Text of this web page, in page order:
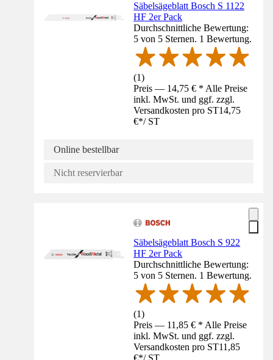
Säbelsägeblatt Bosch S 1122
HF 2er Pack
Durchschnittliche Bewertung:
5 von 5 Sternen. 1 Bewertung.
(1)
Preis — 14,75 € * Alle Preise
inkl. MwSt. und ggf. zzgl.
Versandkosten pro ST14,75
€*/ ST
Online bestellbar
Nicht reservierbar
Säbelsägeblatt Bosch S 922
HF 2er Pack
Durchschnittliche Bewertung:
5 von 5 Sternen. 1 Bewertung.
(1)
Preis — 11,85 € * Alle Preise
inkl. MwSt. und ggf. zzgl.
Versandkosten pro ST11,85
€*/ ST